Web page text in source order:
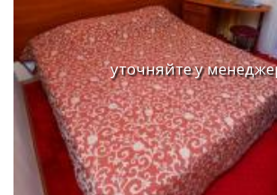
уточняйте у